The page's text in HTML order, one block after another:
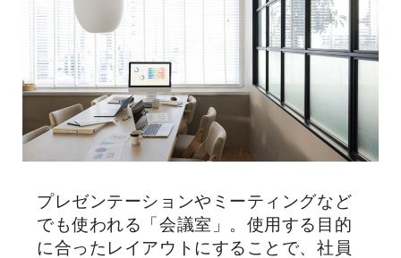
プレゼンテーションやミーティングなど
でも使われる「会議室」。使用する目的
に合ったレイアウトにすることで、社員